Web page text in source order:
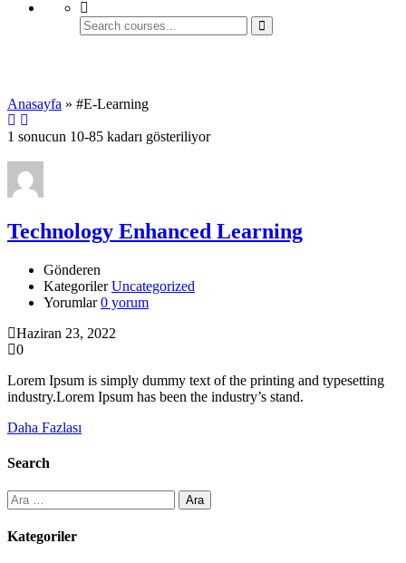
Anasayfa » #E-Learning
1 sonucun 10-85 kadarı gösteriliyor
Technology Enhanced Learning
Gönderen
Kategoriler Uncategorized
Yorumlar 0 yorum
Haziran 23, 2022
0
Lorem Ipsum is simply dummy text of the printing and typesetting
industry.Lorem Ipsum has been the industry’s stand.
Daha Fazlası
Search
Arama:
Kategoriler